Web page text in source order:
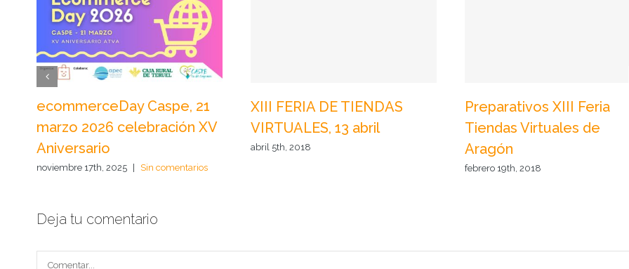
ecommerceDay Caspe, 21
marzo 2026 celebración XV
Aniversario
noviembre 17th, 2025 Sin comentarios
XIII FERIA DE TIENDAS
VIRTUALES, 13 abril
abril 5th, 2018
Preparativos XIII Feria
Tiendas Virtuales de
Aragón
febrero 19th, 2018
Deja tu comentario
Comentar